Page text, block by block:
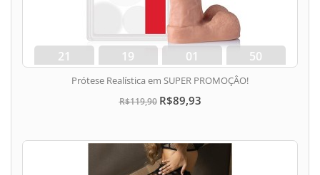
21
dias
19
hora
01
min
49
seg
Prótese Realística em SUPER PROMOÇÂO!
R$119,90 R$89,93